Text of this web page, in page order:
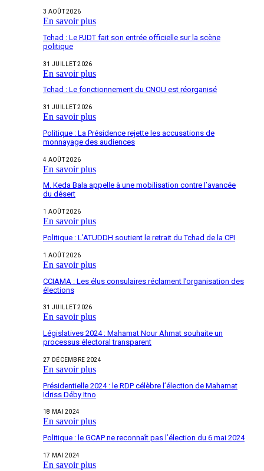
3 AOÛT 2026
En savoir plus
Tchad : Le PJDT fait son entrée officielle sur la scène
politique
31 JUILLET 2026
En savoir plus
Tchad : Le fonctionnement du CNOU est réorganisé
31 JUILLET 2026
En savoir plus
Politique : La Présidence rejette les accusations de
monnayage des audiences
4 AOÛT 2026
En savoir plus
M. Keda Bala appelle à une mobilisation contre l’avancée
du désert
1 AOÛT 2026
En savoir plus
Politique : L’ATUDDH soutient le retrait du Tchad de la CPI
1 AOÛT 2026
En savoir plus
CCIAMA : Les élus consulaires réclament l’organisation des
élections
31 JUILLET 2026
En savoir plus
Législatives 2024 : Mahamat Nour Ahmat souhaite un
processus électoral transparent
27 DÉCEMBRE 2024
En savoir plus
Présidentielle 2024 : le RDP célèbre l’élection de Mahamat
Idriss Déby Itno
18 MAI 2024
En savoir plus
Politique : le GCAP ne reconnaît pas l’élection du 6 mai 2024
17 MAI 2024
En savoir plus